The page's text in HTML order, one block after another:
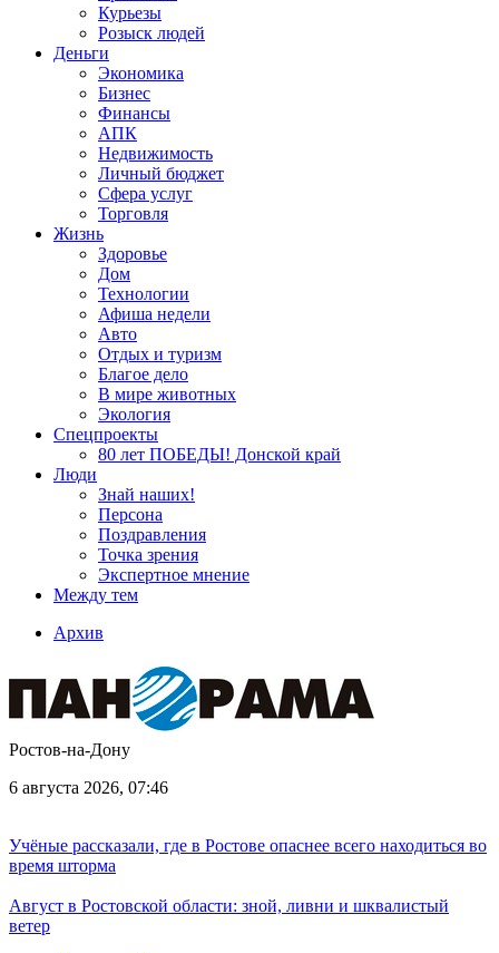
Курьезы
Розыск людей
Деньги
Экономика
Бизнес
Финансы
АПК
Недвижимость
Личный бюджет
Сфера услуг
Торговля
Жизнь
Здоровье
Дом
Технологии
Афиша недели
Авто
Отдых и туризм
Благое дело
В мире животных
Экология
Спецпроекты
80 лет ПОБЕДЫ! Донской край
Люди
Знай наших!
Персона
Поздравления
Точка зрения
Экспертное мнение
Между тем
Архив
Ростов-на-Дону
6 августа 2026, 07:46
Учёные рассказали, где в Ростове опаснее всего находиться во
время шторма
Август в Ростовской области: зной, ливни и шквалистый
ветер